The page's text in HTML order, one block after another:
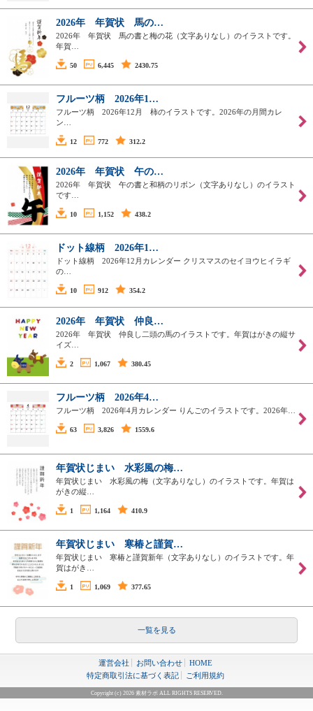
2026年 年賀状 馬の…
2026年 年賀状 馬の書と梅の花（文字ありなし）のイラストです。
年賀…
50 6,445 2430.75
フルーツ柄 2026年1…
フルーツ柄 2026年12月 柿のイラストです。2026年の月間カレ
ン…
12 772 312.2
2026年 年賀状 午の…
2026年 年賀状 午の書と和柄のリボン（文字ありなし）のイラスト
です…
10 1,152 438.2
ドット線柄 2026年1…
ドット線柄 2026年12月カレンダー クリスマスのセイヨウヒイラギ
の…
10 912 354.2
2026年 年賀状 仲良…
2026年 年賀状 仲良し二頭の馬のイラストです。年賀はがきの縦サ
イズ…
2 1,067 380.45
フルーツ柄 2026年4…
フルーツ柄 2026年4月カレンダー りんごのイラストです。2026年…
63 3,826 1559.6
年賀状じまい 水彩風の梅…
年賀状じまい 水彩風の梅（文字ありなし）のイラストです。年賀は
がきの縦…
1 1,164 410.9
年賀状じまい 寒椿と謹賀…
年賀状じまい 寒椿と謹賀新年（文字ありなし）のイラストです。年
賀はがき…
1 1,069 377.65
一覧を見る
運営会社 お問い合わせ
HOME
特定商取引法に基づく表記
ご利用規約
Copyright (c) 2026 素材ラボ ALL RIGHTS RESERVED.